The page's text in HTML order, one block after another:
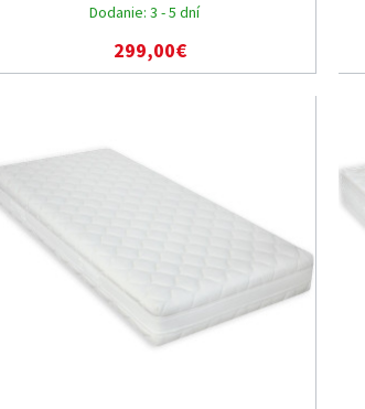
Dodanie: 3 - 5 dní
299,00€